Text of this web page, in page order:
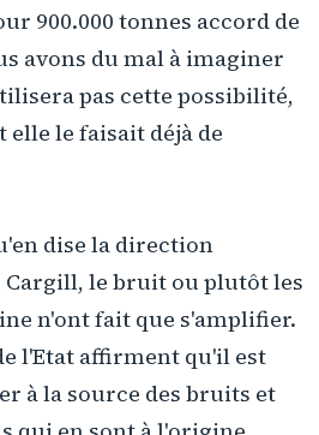
900.000 tonnes accord de
avons du mal à imaginer
pas cette possibilité,
le faisait déjà de
dise la direction
Cargill, le bruit ou plutôt les
n'ont fait que s'amplifier.
l'Etat affirment qu'il est
à la source des bruits et